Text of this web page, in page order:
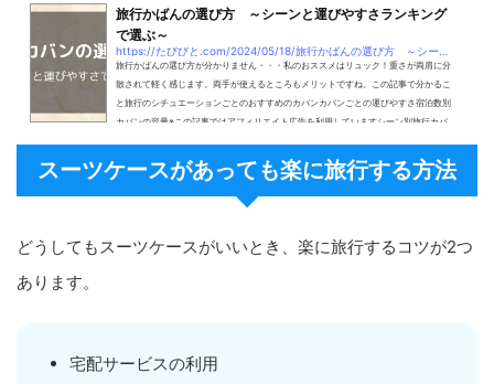
旅行かばんの選び方 ～シーンと運びやすさランキング
で選ぶ～
旅行かばんの選び方が分かりません・・・私のおススメはリュック！重さが両肩に分
散されて軽く感じます。両手が使えるところもメリットですね。この記事で分かるこ
と旅行のシチュエーションごとのおすすめのカバンカバンごとの運びやすさ宿泊数別
カバンの容量※この記事ではアフィリエイト広告を利用していますシーン別旅行カバ
電車や路線バスを使うとき荷物が重い時泊まり旅行の時登山やハイキングをするとき
rakuten_design="slide";rakuten_a...
スーツケースがあっても楽に旅行する方法
どうしてもスーツケースがいいとき、楽に旅行するコツが2つ
あります。
宅配サービスの利用